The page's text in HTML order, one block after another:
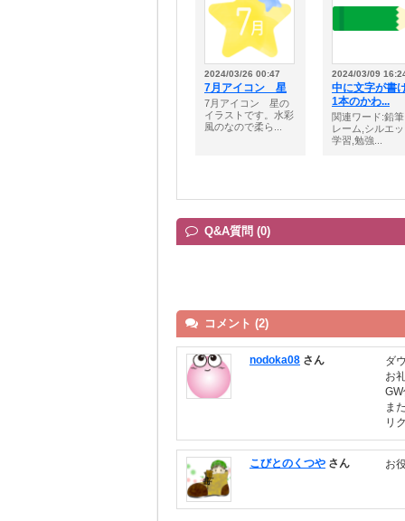
2024/03/26 00:47
7月アイコン 星
7月アイコン 星の
イラストです。水彩
風のなので柔ら...
2024/03/09
中に文字が書
1本のかわ...
関連ワード:鉛
レーム,シルエ
学習,勉強...
Q&A質問 (0)
コメント (2)
nodoka08 さん
ダ
お
ま
リ
こびとのくつや さん お